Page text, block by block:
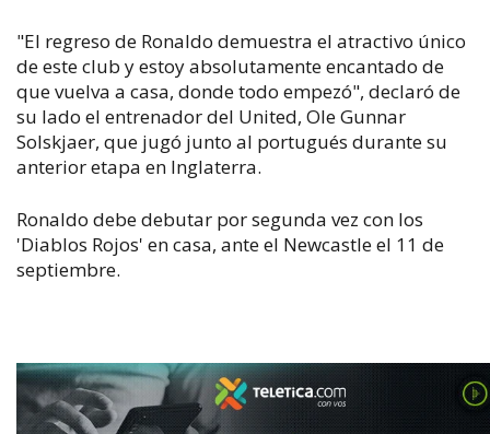
"El regreso de Ronaldo demuestra el atractivo único
de este club y estoy absolutamente encantado de
que vuelva a casa, donde todo empezó", declaró de
su lado el entrenador del United, Ole Gunnar
Solskjaer, que jugó junto al portugués durante su
anterior etapa en Inglaterra.
Ronaldo debe debutar por segunda vez con los
'Diablos Rojos' en casa, ante el Newcastle el 11 de
septiembre.